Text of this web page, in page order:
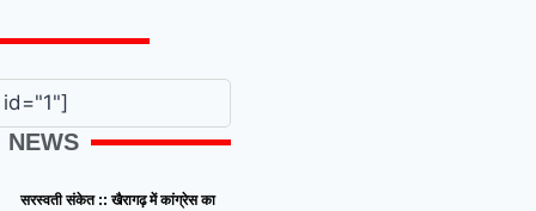
NEWS
सरस्वती संकेत :: खैरागढ़ में कांग्रेस का